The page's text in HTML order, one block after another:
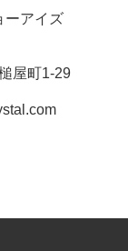
ーアイズ
屋町1-29